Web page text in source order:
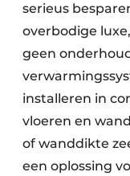
serieus
over­­bodige
geen
installeren in
vloeren en
of wand­dikte
een oplossing